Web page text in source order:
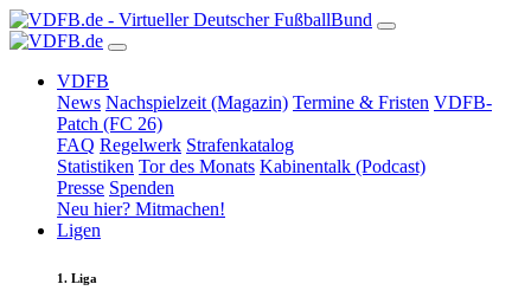
VDFB
News Nachspielzeit (Magazin) Termine & Fristen VDFB-
Patch (FC 26)
FAQ Regelwerk Strafenkatalog
Statistiken Tor des Monats Kabinentalk (Podcast)
Presse Spenden
Neu hier? Mitmachen!
Ligen
1. Liga